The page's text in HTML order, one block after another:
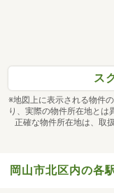
ス
※地図上に表示される物件
り、実際の物件所在地とは
正確な物件所在地は、取
岡山市北区内の各